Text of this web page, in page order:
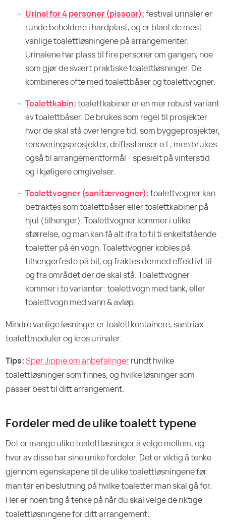
Urinal for 4 personer (pissoar):festival urinaler er
runde beholdere i hardplast, og er blant de mest
vanlige toalettløsningene på arrangementer.
Urinalene har plass til fire personer om gangen, noe
som gjør de svært praktiske toalettløsninger. De
kombineres ofte med toalettbåser og toalettvogner.
Toalettkabin:toalettkabiner er en mer robust variant
av toalettbåser. De brukes som regel til prosjekter
hvor de skal stå over lengre tid, som byggeprosjekter,
renoveringsprosjekter, driftsstanser o.l., men brukes
også til arrangementformål - spesielt på vinterstid
og i kjøligere omgivelser.
Toalettvogner (sanitærvogner):toalettvogner kan
betraktes som toalettbåser eller toalettkabiner på
hjul (tilhenger). Toalettvogner kommer i ulike
størrelse, og man kan få alt ifra to til ti enkeltstående
toaletter på én vogn. Toalettvogner kobles på
tilhengerfeste på bil, og fraktes dermed effektivt til
og fra området der de skal stå. Toalettvogner
kommer i to varianter: toalettvogn med tank, eller
toalettvogn med vann & avløp.
Mindre vanlige løsninger er toalettkontainere, santriax
toalettmoduler og kros urinaler.
Tips:Spør Jippie om anbefalingerrundt hvilke
toalettløsninger som finnes, og hvilke løsninger som
passer best til ditt arrangement.
Fordeler med de ulike toalett typene
Det er mange ulike toalettløsninger å velge mellom, og
hver av disse har sine unike fordeler. Det er viktig å tenke
gjennom egenskapene til de ulike toalettløsningene før
man tar en beslutning på hvilke toaletter man skal gå for.
Her er noen ting å tenke på når du skal velge de riktige
toalettløsningene for ditt arrangement: